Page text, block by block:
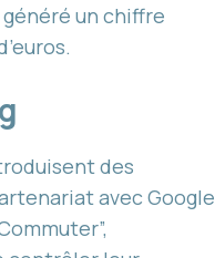
un chiffre
des
avec Google